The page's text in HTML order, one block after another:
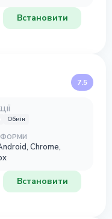
Встановити
7.5
Обмін
Chrome,
Встановити